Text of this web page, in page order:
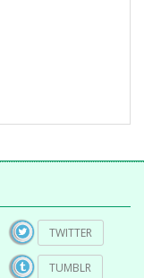
TWITTER
TUMBLR